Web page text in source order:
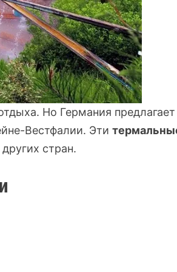
Но Германия
Вестфалии. Эти
стран.